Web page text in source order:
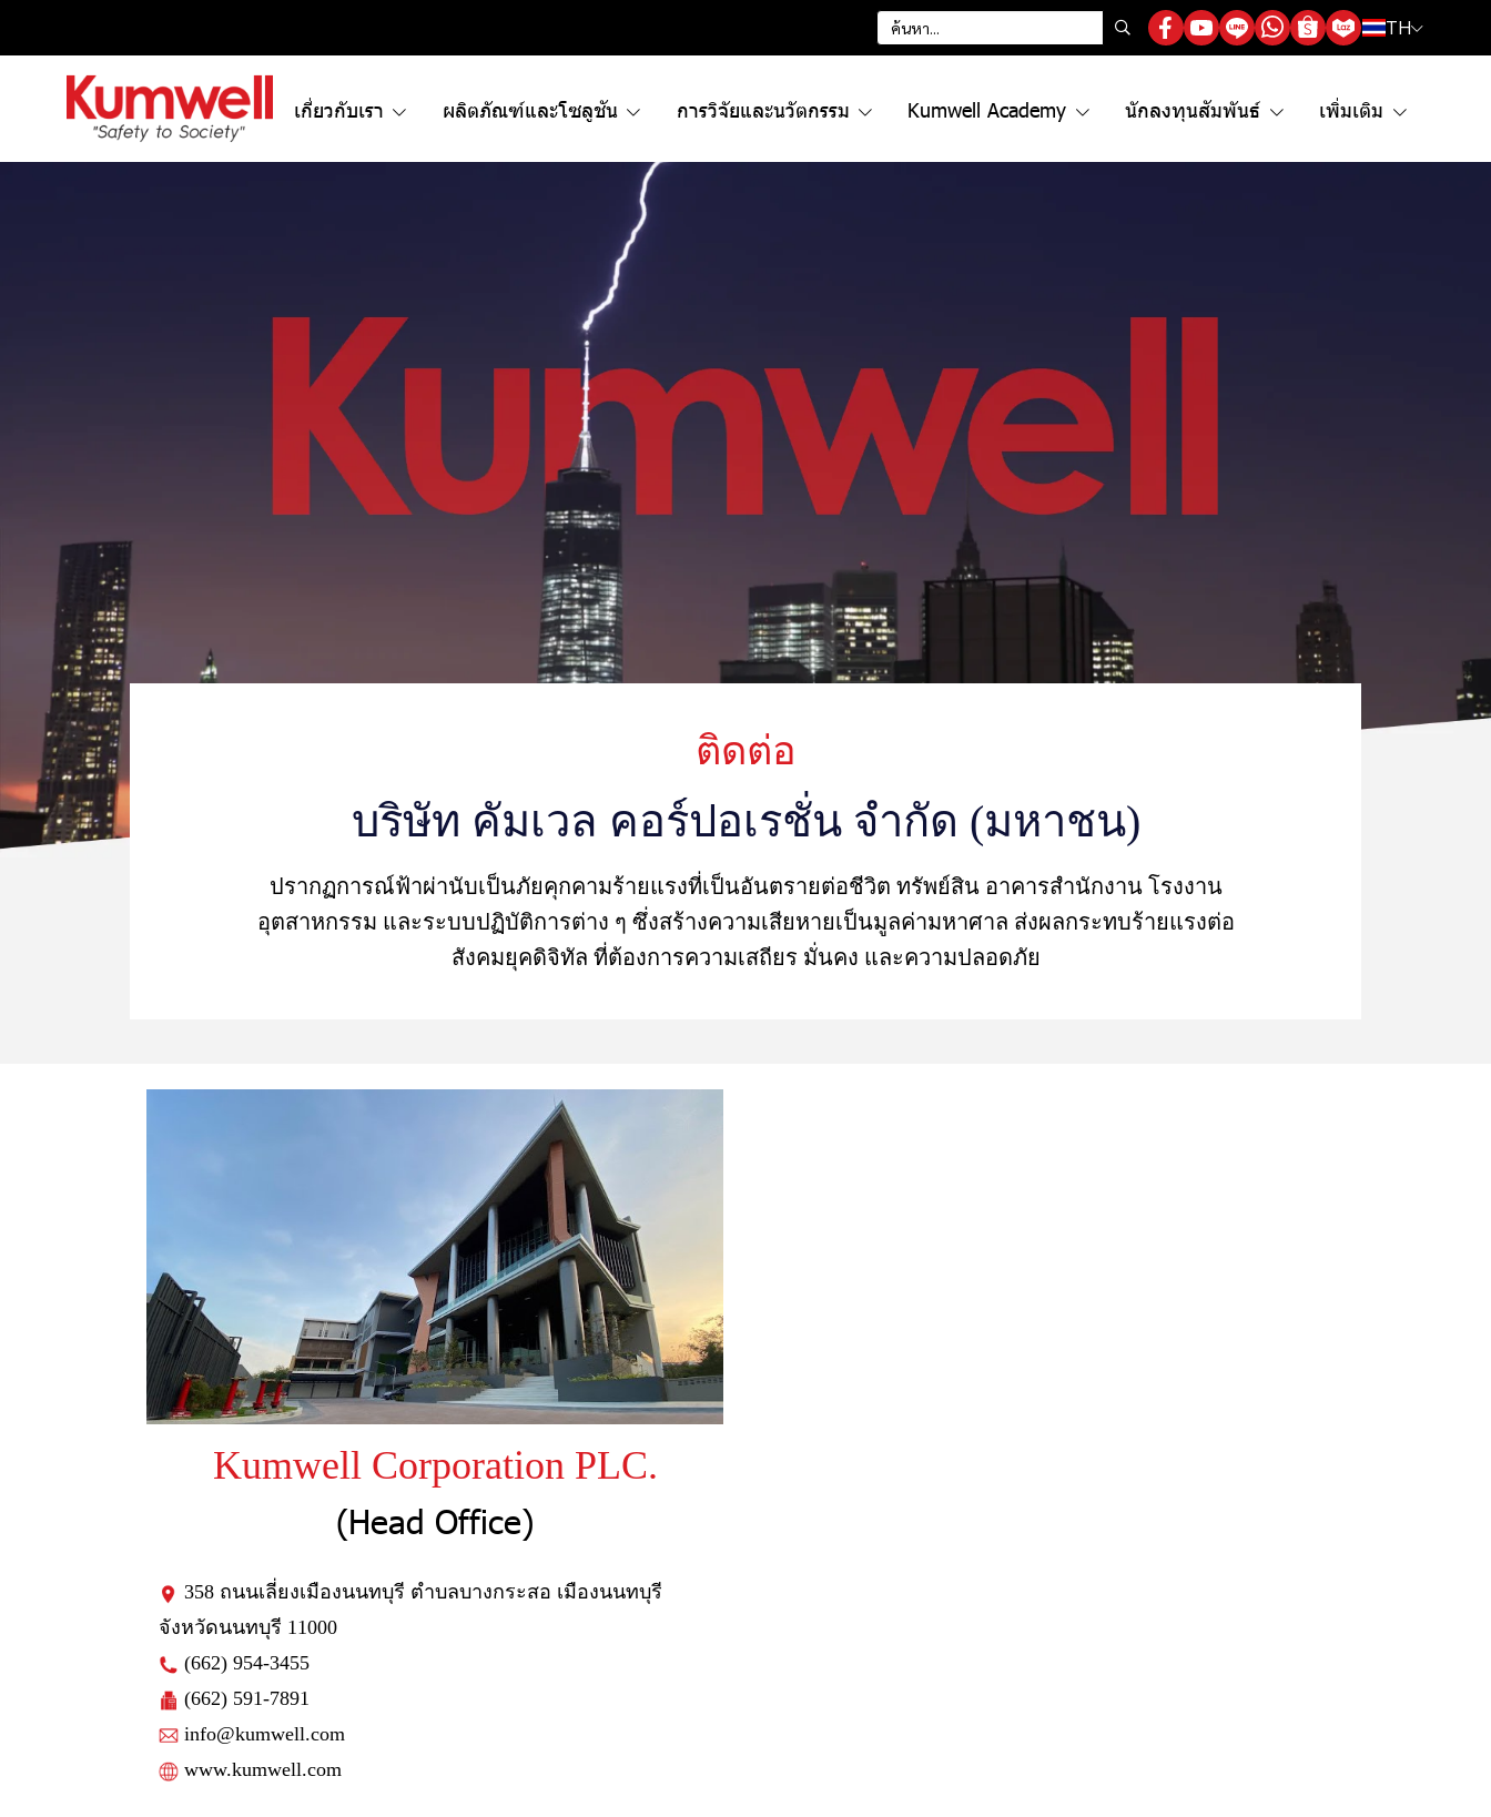
TH
เกี่ยวกับเรา ผลิตภัณฑ์และโซลูชัน การวิจัยและนวัตกรรม Kumwell Academy นักลงทุนสัมพันธ์ เพิ่มเติม
ติดต่อ
บริษัท คัมเวล คอร์ปอเรชั่น จำกัด (มหาชน)
ปรากฏการณ์ฟ้าผ่านับเป็นภัยคุกคามร้ายแรงที่เป็นอันตรายต่อชีวิต ทรัพย์สิน อาคารสำนักงาน โรงงาน
อุตสาหกรรม และระบบปฏิบัติการต่าง ๆ ซึ่งสร้างความเสียหายเป็นมูลค่ามหาศาล ส่งผลกระทบร้ายแรงต่อ
สังคมยุคดิจิทัล ที่ต้องการความเสถียร มั่นคง และความปลอดภัย
Kumwell Corporation PLC.
(Head Office)
358 ถนนเลี่ยงเมืองนนทบุรี ตำบลบางกระสอ เมืองนนทบุรี
จังหวัดนนทบุรี 11000
(662) 954-3455
(662) 591-7891
info@kumwell.com
www.kumwell.com